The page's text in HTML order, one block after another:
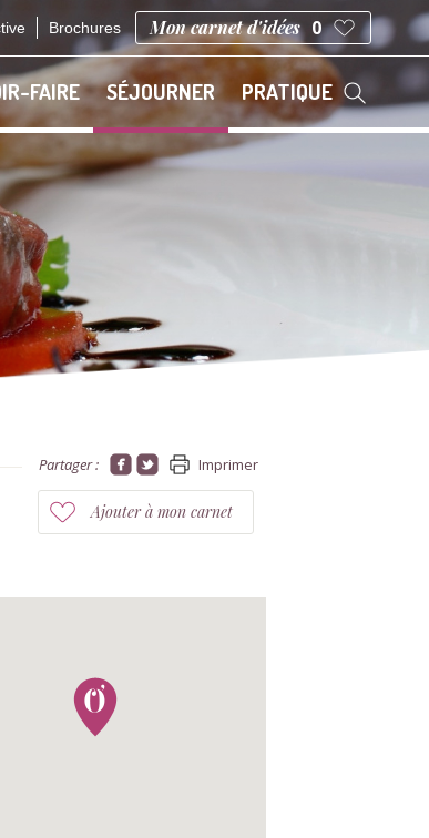
Brochures Mon carnet d'idées 0
FAIRE SÉJOURNER PRATIQUE
Partager : Imprimer
Ajouter à mon carnet